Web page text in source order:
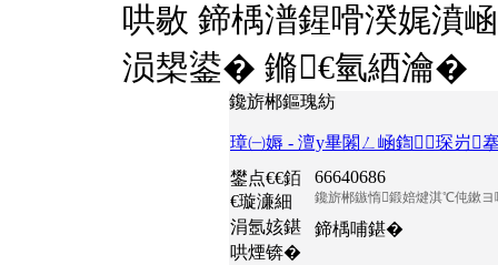
哄敭 鍗楀潽鍟嗗湀娓濆
涢槼鍙� 鏅€氫綇瀹�
鑱旂郴鏂瑰紡
璋㈠媷 - 澶у畢闂ㄥ崡鍧琛岃
鐢点€€銆
€璇濓細
66640686
鑱旂郴鏃惰鍛婄煡淇℃伅鏉ヨ
涓氬姟鍖
哄煙锛�
鍗楀哺鍖�